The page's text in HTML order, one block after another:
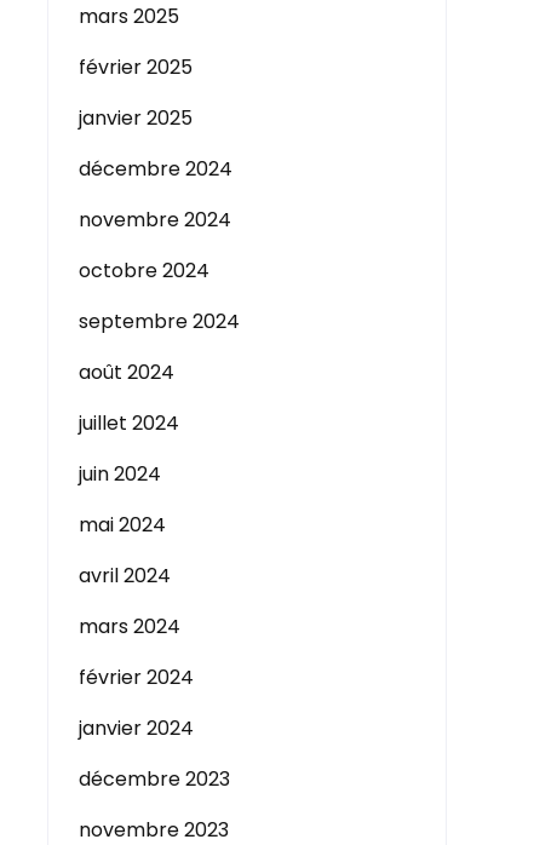
mars 2025
février 2025
janvier 2025
décembre 2024
novembre 2024
octobre 2024
septembre 2024
août 2024
juillet 2024
juin 2024
mai 2024
avril 2024
mars 2024
février 2024
janvier 2024
décembre 2023
novembre 2023